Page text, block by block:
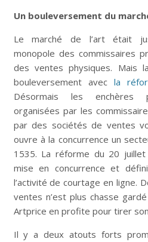
Un bouleversement du
Le marché de l’art était
monopole des commissaires
des ventes physiques. Mais
bouleversement avecla
Désormais les enchères
organisées par les
par des sociétés de ventes
ouvre à la concurrence un
1535. La réforme du 20
mise en concurrence et
l’activité de courtage en ligne.
ventes n’est plus chasse
Artprice en profite pour tirer
Il y a deux atouts forts